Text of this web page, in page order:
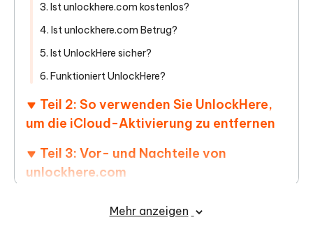
3. Ist unlockhere.com kostenlos?
4. Ist unlockhere.com Betrug?
5. Ist UnlockHere sicher?
6. Funktioniert UnlockHere?
Teil 2: So verwenden Sie UnlockHere,
um die iCloud-Aktivierung zu entfernen
Teil 3: Vor- und Nachteile von
unlockhere.com
Teil 4: Legitime & sichere UnlockHere
Alternative kostenlos herunterladen
Mehr anzeigen